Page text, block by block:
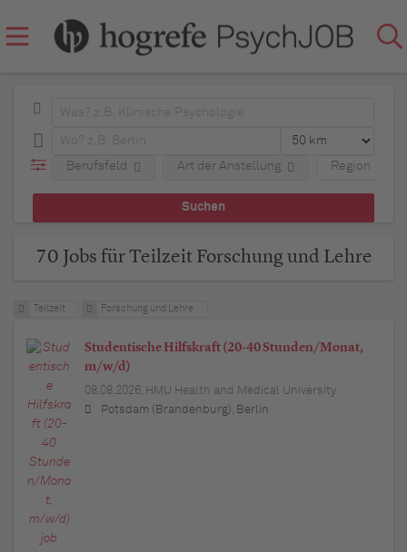
Berufsfeld Art der Anstellung Region
70 Jobs für Teilzeit Forschung und Lehre
Teilzeit Forschung und Lehre
Studentische Hilfskraft (20-40 Stunden/Monat,
m/w/d)
08.08.2026, HMU Health and Medical University
Potsdam (Brandenburg), Berlin